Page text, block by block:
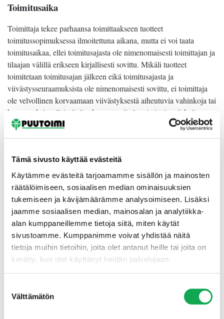
Tämä sivusto käyttää evästeitä
Käytämme evästeitä tarjoamamme sisällön ja mainosten
räätälöimiseen, sosiaalisen median ominaisuuksien
tukemiseen ja kävijämäärämme analysoimiseen. Lisäksi
jaamme sosiaalisen median, mainosalan ja analytiikka-
alan kumppaneillemme tietoja siitä, miten käytät
sivustoamme. Kumppanimme voivat yhdistää näitä
tietoja muihin tietoihin, joita olet antanut heille tai joita on
kerätty, kun olet käyttänyt heidän palvelujaan.
valinta
Välttämätön
Toimitusaika
Toimittaja tekee parhaansa toimittaakseen tuotteet
toimitussopimuksessa ilmoitettuna aikana, mutta ei voi taata
toimitusaikaa, ellei toimitusajasta ole nimenomaisesti toimittajan ja
tilaajan välillä erikseen kirjallisesti sovittu. Mikäli tuotteet
toimitetaan toimitusajan jälkeen eikä toimitusajasta ja
viivästysseuraamuksista ole nimenomaisesti sovittu, ei toimittaja
ole velvollinen korvaamaan viivästyksestä aiheutuvia vahinkoja tai
kustannuksia, ellei viivästyksen syynä ole toimittajan törkeä
huolimattomuus tai tahallisuus. Pienemmille taajamille tai haja-
asutusalueille tilattujen tuotteiden jakopäivä saattaa olla vain
ennen tilauksen tekemistä selvittääksesi tuotteiden jakopäivän.
Ylivoimainen este
Toimittaja vapautuu toimitussopimuksessa ja näissä yleisissä
ehdoissa määritellyistä velvoitteistaan ja velvollisuudesta maksaa
korvausta tai muuta hyvitystä, mikäli toimittajan tällaisten
velvoitteiden rikkominen tai täyttämättä jääminen on aiheutunut
ylivoimaisesta esteestä (force majeure).
energianjakelun keskeytys, lakko, tulipalo, kolmannelta
osapuolelta hankittujen tai kolmannen osapuolen hallussa olevien